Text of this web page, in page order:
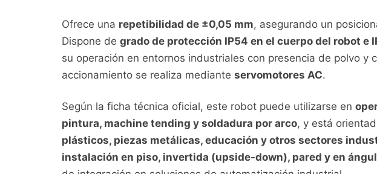
Ofrece una repetibilidad de ±0,05 mm, asegurando un
Dispone de grado de protección IP54 en el cuerpo del robot e
su operación en entornos industriales con presencia de polvo y
accionamiento se realiza mediante servomotores AC.
Según la ficha técnica oficial, este robot puede utilizarse en
pintura, machine tending y soldadura por arco, y está
plásticos, piezas metálicas, educación y otros sectores
instalación en piso, invertida (upside-down), pared y en